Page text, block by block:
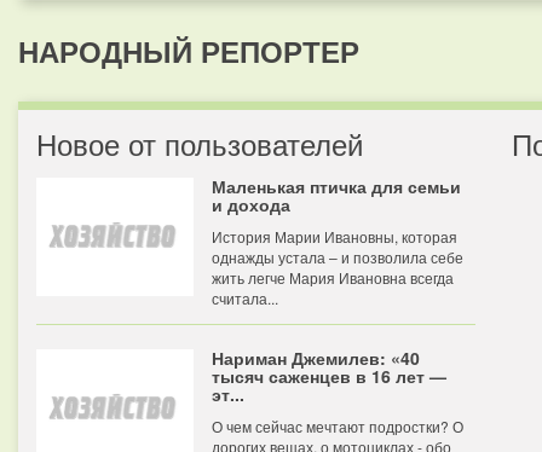
НАРОДНЫЙ РЕПОРТЕР
Новое от пользователей
Маленькая птичка для семьи
и дохода
История Марии Ивановны, которая
однажды устала – и позволила себе
жить легче Мария Ивановна всегда
считала...
Нариман Джемилев: «40
тысяч саженцев в 16 лет —
эт...
О чем сейчас мечтают подростки? О
дорогих вещах, о мотоциклах - обо